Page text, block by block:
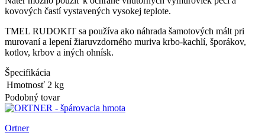
kovových častí vystavených vysokej teplote.
TMEL RUDOKIT sa používa ako náhrada šamotových mált pri
murovaní a lepení žiaruvzdorného muriva krbo-kachlí, šporákov,
kotlov, krbov a iných ohnísk.
Špecifikácia
Hmotnosť 2 kg
Podobný tovar
Ortner